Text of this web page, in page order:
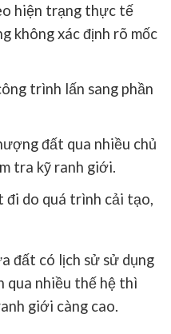
hiện trạng thực tế
không xác định rõ mốc
trình lấn sang phần
đất qua nhiều chủ
tra kỹ ranh giới.
đi do quá trình cải tạo,
đất có lịch sử sử dụng
qua nhiều thế hệ thì
giới càng cao.